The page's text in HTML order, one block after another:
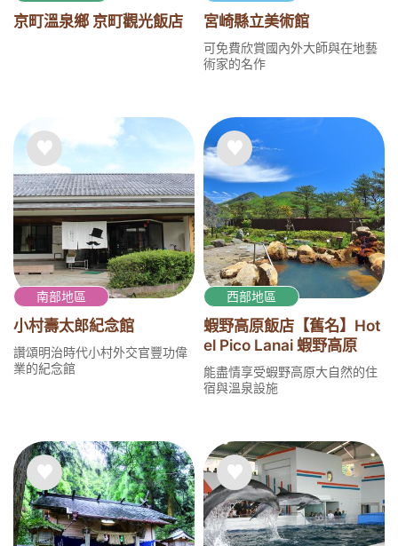
京町溫泉鄉 京町觀光飯店 宮崎縣立美術館
可免費欣賞國內外大師與在地藝
術家的名作
南部地區
小村壽太郎紀念館
讚頌明治時代小村外交官豐功偉
業的紀念館
西部地區
蝦野高原飯店【舊名】Hot
el Pico Lanai 蝦野高原
能盡情享受蝦野高原大自然的住
宿與溫泉設施